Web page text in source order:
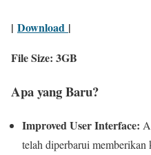
| Download |
File Size: 3GB
Apa yang Baru?
Improved User Interface:
telah diperbarui memberikan